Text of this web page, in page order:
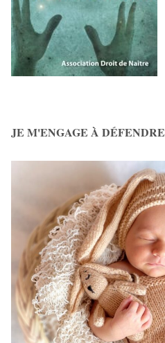
JE M'ENGAGE À